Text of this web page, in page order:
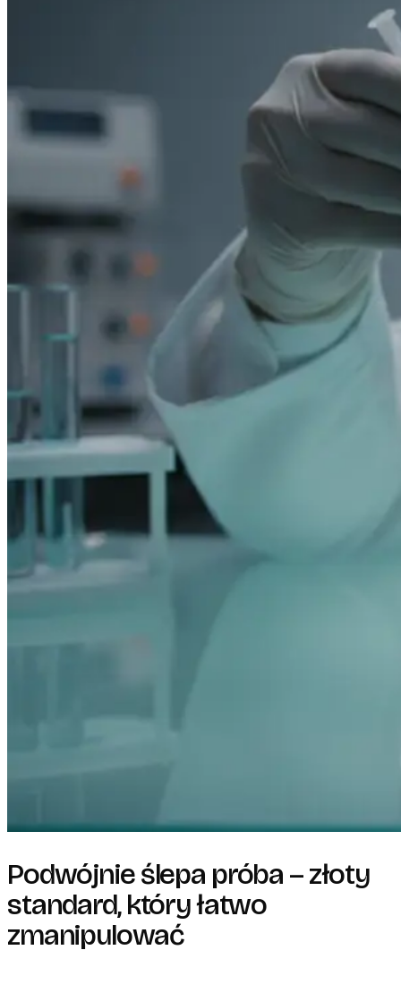
Podwójnie ślepa próba – złoty
standard, który łatwo
zmanipulować